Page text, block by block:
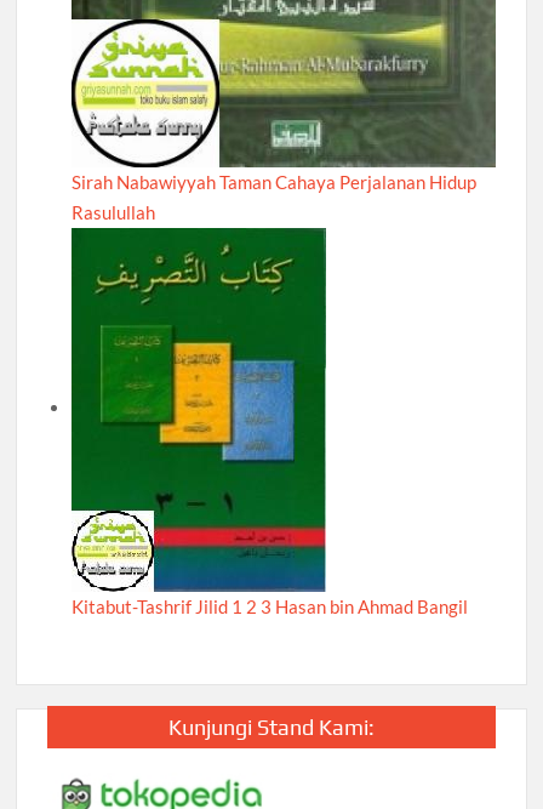
Sirah Nabawiyyah Taman Cahaya Perjalanan Hidup
Rasulullah
Kitabut-Tashrif Jilid 1 2 3 Hasan bin Ahmad Bangil
Kunjungi Stand Kami: